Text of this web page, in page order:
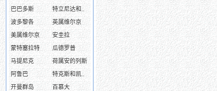
巴巴多斯
特立尼达和..
波多黎各
英属维尔京
美属维尔京
安圭拉
蒙特塞拉特
瓜德罗普
马提尼克
荷属安的列斯
阿鲁巴
特克斯和凯..
开曼群岛
百慕大